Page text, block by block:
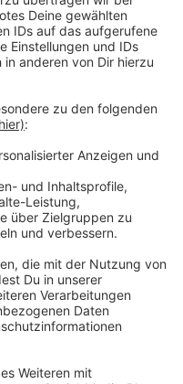
kostenlosen
Ob Nachrichten,
Aktionen - wir
sagen?